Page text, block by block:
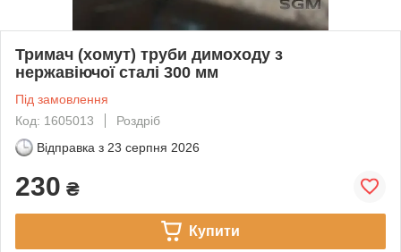
Тримач (хомут) труби димоходу з
нержавіючої сталі 300 мм
Під замовлення
Код: 1605013
Роздріб
Відправка з 23 серпня 2026
230 ₴
Купити